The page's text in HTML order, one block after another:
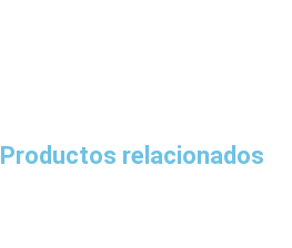
Productos relacionados